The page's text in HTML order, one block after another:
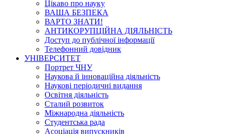
Цікаво про науку
ВАША БЕЗПЕКА
ВАРТО ЗНАТИ!
АНТИКОРУПЦІЙНА ДІЯЛЬНІСТЬ
Доступ до публічної інформації
Телефонний довідник
УНІВЕРСИТЕТ
Портрет ЧНУ
Наукова й інноваційна діяльність
Наукові періодичні видання
Освітня діяльність
Сталий розвиток
Міжнародна діяльність
Студентська рада
Асоціація випускників